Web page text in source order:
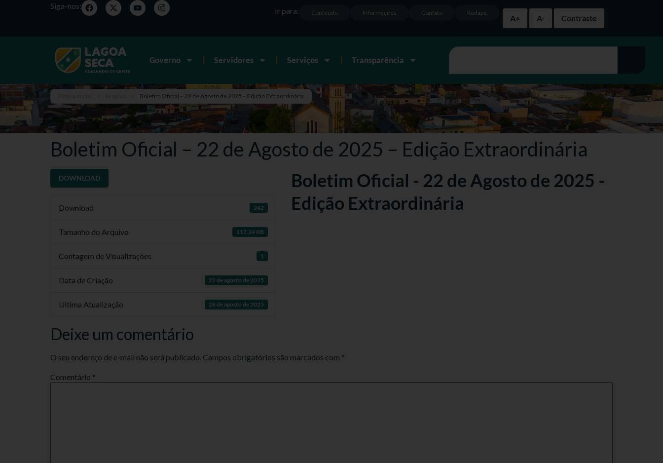
Siga-nos:
A+
A- Contraste
Rodapé
Contato
Informações
Conteúdo
Ir para:
Governo Servidores Serviços Transparência
Boletim Oficial – 22 de Agosto de 2025 – Edição Extraordinária
Boletim Oficial – 22 de Agosto de 2025 – Edição Extraordinária
DOWNLOAD
Download 242
Tamanho do Arquivo 117.24 KB
Contagem de Visualizações 1
Data de Criação 22 de agosto de 2025
Ultima Atualização 28 de agosto de 2025
Boletim Oficial - 22 de Agosto de 2025 -
Edição Extraordinária
Deixe um comentário
O seu endereço de e-mail não será publicado. Campos obrigatórios são marcados com *
Comentário *